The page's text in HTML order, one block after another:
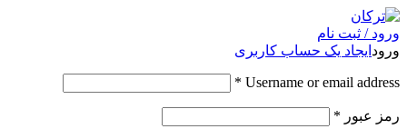
ورود / ثبت نام
ورود ایجاد یک حساب کاربری
Username or email address
*
رمز عبور *